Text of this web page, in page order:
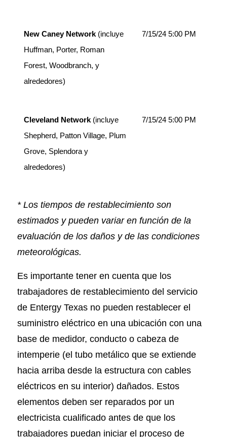
New Caney Network(incluye
Huffman, Porter, Roman
Forest, Woodbranch, y
alrededores)
7/15/24 5:00 PM
Cleveland Network(incluye
Shepherd, Patton Village, Plum
Grove, Splendora y
alrededores)
7/15/24 5:00 PM
* Los tiempos de restablecimiento son
estimados y pueden variar en función de la
evaluación de los daños y de las condiciones
meteorológicas.
Es importante tener en cuenta que los
trabajadores de restablecimiento del servicio
de Entergy Texas no pueden restablecer el
suministro eléctrico en una ubicación con una
base de medidor, conducto o cabeza de
intemperie (el tubo metálico que se extiende
hacia arriba desde la estructura con cables
eléctricos en su interior) dañados. Estos
elementos deben ser reparados por un
electricista cualificado antes de que los
trabajadores puedan iniciar el proceso de